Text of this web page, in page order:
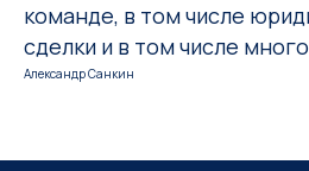
команде, в том числе
сделки и в том числе
Александр Санкин